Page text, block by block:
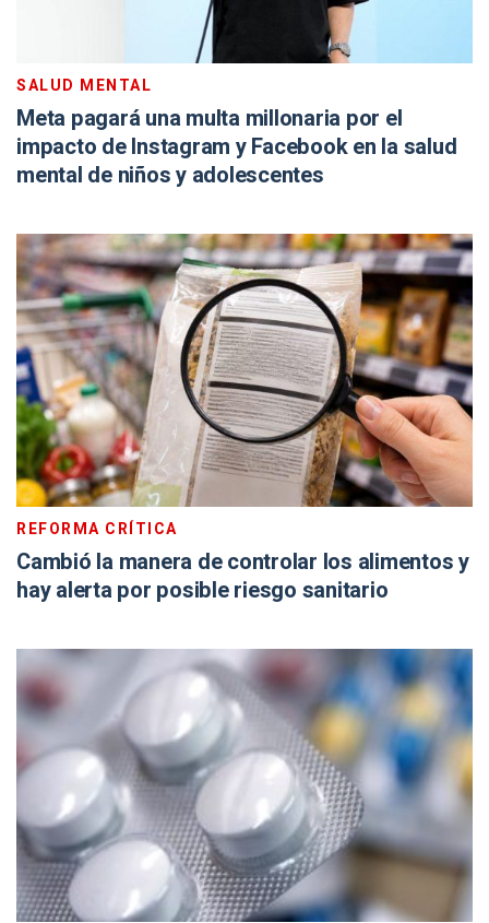
SALUD MENTAL
Meta pagará una multa millonaria por el
impacto de Instagram y Facebook en la salud
mental de niños y adolescentes
REFORMA CRÍTICA
Cambió la manera de controlar los alimentos y
hay alerta por posible riesgo sanitario